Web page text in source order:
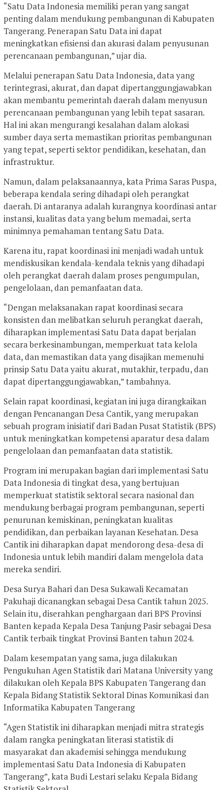
“Satu Data Indonesia memiliki peran yang sangat
penting dalam mendukung pembangunan di Kabupaten
Tangerang. Penerapan Satu Data ini dapat
meningkatkan efisiensi dan akurasi dalam penyusunan
perencanaan pembangunan,” ujar dia.
Melalui penerapan Satu Data Indonesia, data yang
terintegrasi, akurat, dan dapat dipertanggungjawabkan
akan membantu pemerintah daerah dalam menyusun
perencanaan pembangunan yang lebih tepat sasaran.
Hal ini akan mengurangi kesalahan dalam alokasi
sumber daya serta memastikan prioritas pembangunan
yang tepat, seperti sektor pendidikan, kesehatan, dan
infrastruktur.
Namun, dalam pelaksanaannya, kata Prima Saras Puspa,
beberapa kendala sering dihadapi oleh perangkat
daerah. Di antaranya adalah kurangnya koordinasi antar
instansi, kualitas data yang belum memadai, serta
minimnya pemahaman tentang Satu Data.
Karena itu, rapat koordinasi ini menjadi wadah untuk
mendiskusikan kendala-kendala teknis yang dihadapi
oleh perangkat daerah dalam proses pengumpulan,
pengelolaan, dan pemanfaatan data.
“Dengan melaksanakan rapat koordinasi secara
konsisten dan melibatkan seluruh perangkat daerah,
diharapkan implementasi Satu Data dapat berjalan
secara berkesinambungan, memperkuat tata kelola
data, dan memastikan data yang disajikan memenuhi
prinsip Satu Data yaitu akurat, mutakhir, terpadu, dan
dapat dipertanggungjawabkan,” tambahnya.
Selain rapat koordinasi, kegiatan ini juga dirangkaikan
dengan Pencanangan Desa Cantik, yang merupakan
sebuah program inisiatif dari Badan Pusat Statistik (BPS)
untuk meningkatkan kompetensi aparatur desa dalam
pengelolaan dan pemanfaatan data statistik.
Program ini merupakan bagian dari implementasi Satu
Data Indonesia di tingkat desa, yang bertujuan
memperkuat statistik sektoral secara nasional dan
mendukung berbagai program pembangunan, seperti
penurunan kemiskinan, peningkatan kualitas
pendidikan, dan perbaikan layanan Kesehatan. Desa
Cantik ini diharapkan dapat mendorong desa-desa di
Indonesia untuk lebih mandiri dalam mengelola data
mereka sendiri.
Desa Surya Bahari dan Desa Sukawali Kecamatan
Pakuhaji dicanangkan sebagai Desa Cantik tahun 2025.
Selain itu, diserahkan penghargaan dari BPS Provinsi
Banten kepada Kepala Desa Tanjung Pasir sebagai Desa
Cantik terbaik tingkat Provinsi Banten tahun 2024.
Dalam kesempatan yang sama, juga dilakukan
Pengukuhan Agen Statistik dari Matana University yang
dilakukan oleh Kepala BPS Kabupaten Tangerang dan
Kepala Bidang Statistik Sektoral Dinas Komunikasi dan
Informatika Kabupaten Tangerang
“Agen Statistik ini diharapkan menjadi mitra strategis
dalam rangka peningkatan literasi statistik di
masyarakat dan akademisi sehingga mendukung
implementasi Satu Data Indonesia di Kabupaten
Tangerang”, kata Budi Lestari selaku Kepala Bidang